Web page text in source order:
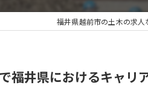
福井県越前市の土木の求
福井県におけるキャリ